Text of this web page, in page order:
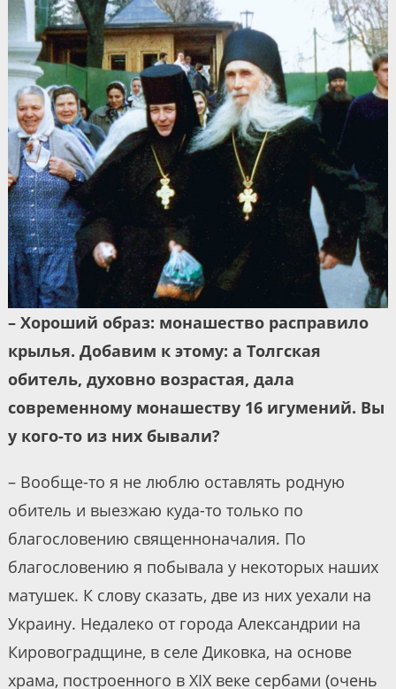
– Хороший образ: монашество расправило
крылья. Добавим к этому: а Толгская
обитель, духовно возрастая, дала
современному монашеству 16 игумений. Вы
у кого-то из них бывали?
– Вообще-то я не люблю оставлять родную
обитель и выезжаю куда-то только по
благословению священноначалия. По
благословению я побывала у некоторых наших
матушек. К слову сказать, две из них уехали на
Украину. Недалеко от города Александрии на
Кировоградщине, в селе Диковка, на основе
храма, построенного в XIX веке сербами (очень